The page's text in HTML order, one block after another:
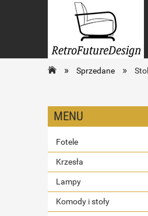
» Sprzedane »
MENU
Fotele
Krzesła
Lampy
Komody i stoły